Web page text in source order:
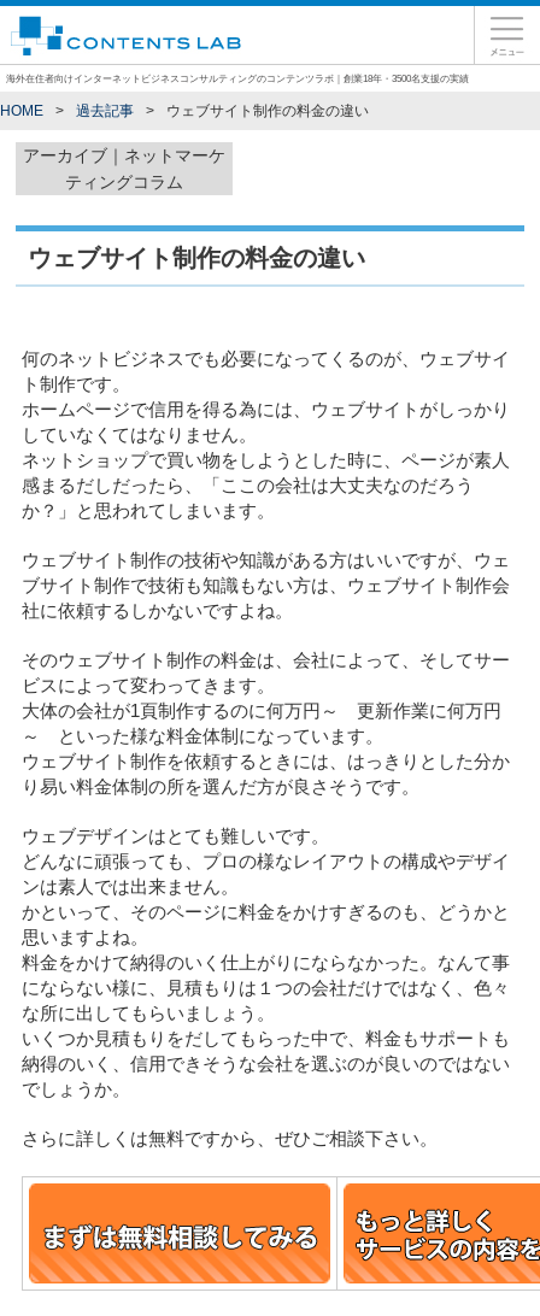
海外在住者向けインターネットビジネスコンサルティングのコンテンツラボ｜創業18年・3500名支援の実績
HOME 過去記事 ウェブサイト制作の料金の違い
アーカイブ｜ネットマーケ
ティングコラム
ウェブサイト制作の料金の違い
何のネットビジネスでも必要になってくるのが、ウェブサイ
ト制作です。
ホームページで信用を得る為には、ウェブサイトがしっかり
していなくてはなりません。
ネットショップで買い物をしようとした時に、ページが素人
感まるだしだったら、「ここの会社は大丈夫なのだろう
か？」と思われてしまいます。
ウェブサイト制作の技術や知識がある方はいいですが、ウェ
ブサイト制作で技術も知識もない方は、ウェブサイト制作会
社に依頼するしかないですよね。
そのウェブサイト制作の料金は、会社によって、そしてサー
ビスによって変わってきます。
大体の会社が1頁制作するのに何万円～ 更新作業に何万円
～ といった様な料金体制になっています。
ウェブサイト制作を依頼するときには、はっきりとした分か
り易い料金体制の所を選んだ方が良さそうです。
ウェブデザインはとても難しいです。
どんなに頑張っても、プロの様なレイアウトの構成やデザイ
ンは素人では出来ません。
かといって、そのページに料金をかけすぎるのも、どうかと
思いますよね。
料金をかけて納得のいく仕上がりにならなかった。なんて事
にならない様に、見積もりは１つの会社だけではなく、色々
な所に出してもらいましょう。
いくつか見積もりをだしてもらった中で、料金もサポートも
納得のいく、信用できそうな会社を選ぶのが良いのではない
でしょうか。
さらに詳しくは無料ですから、ぜひご相談下さい。